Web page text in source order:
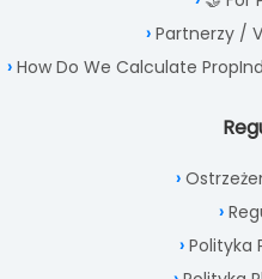
Partnerzy /
How Do We Calculate
Polityka